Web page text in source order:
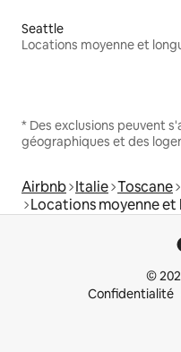
Seattle
* Des exclusions peuvent
géographiques et des
Airbnb Italie Toscane
Locations moyenne et
©
Confidentialité